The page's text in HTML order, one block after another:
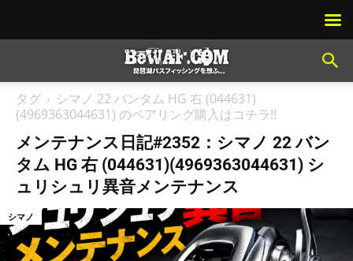
タグ
シマノ 22 バンタム HG 右 (044631)
(4969363044631) のベアリング購入はコチラ!!
メンテナンス日記#2352：シマノ 22 バン
タム HG 右 (044631)(4969363044631) シ
ュリシュリ異音メンテナンス
シマノ